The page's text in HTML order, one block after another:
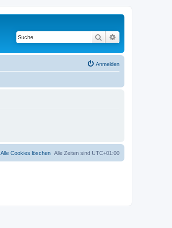
Suche
Anmelden
Alle Zeiten sind UTC+01:00
Alle Cookies löschen